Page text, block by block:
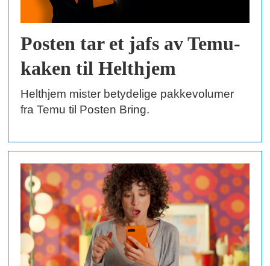
Posten tar et jafs av Temu-
kaken til Helthjem
Helthjem mister betydelige pakkevolumer
fra Temu til Posten Bring.